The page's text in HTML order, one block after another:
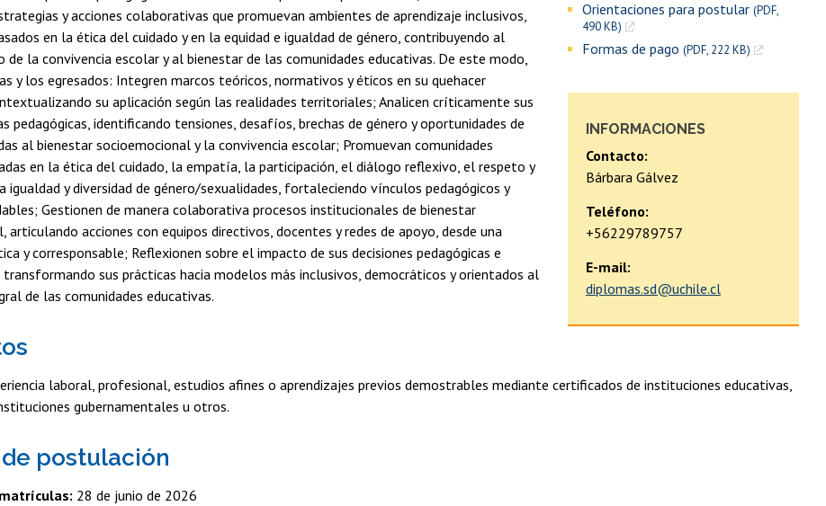
Orientaciones para postular (PDF,
490 KB)
Formas de pago (PDF, 222 KB)
INFORMACIONES
Contacto:
Bárbara Gálvez
Teléfono:
+56229789757
E-mail:
diplomas.sd@uchile.cl
y acciones colaborativas que promuevan ambientes de aprendizaje inclusivos,
en la ética del cuidado y en la equidad e igualdad de género, contribuyendo al
la convivencia escolar y al bienestar de las comunidades educativas. De este modo,
y los egresados: Integren marcos teóricos, normativos y éticos en su quehacer
su aplicación según las realidades territoriales; Analicen críticamente sus
pedagógicas, identificando tensiones, desafíos, brechas de género y oportunidades de
al bienestar socioemocional y la convivencia escolar; Promuevan comunidades
en la ética del cuidado, la empatía, la participación, el diálogo reflexivo, el respeto y
igualdad y diversidad de género/sexualidades, fortaleciendo vínculos pedagógicos y
Gestionen de manera colaborativa procesos institucionales de bienestar
articulando acciones con equipos directivos, docentes y redes de apoyo, desde una
y corresponsable; Reflexionen sobre el impacto de sus decisiones pedagógicas e
sus prácticas hacia modelos más inclusivos, democráticos y orientados al
de las comunidades educativas.
laboral, profesional, estudios afines o aprendizajes previos demostrables mediante certificados de instituciones educativas,
gubernamentales u otros.
postulación
28 de junio de 2026